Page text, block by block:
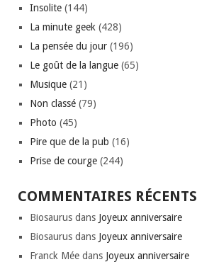
Insolite (144)
La minute geek (428)
La pensée du jour (196)
Le goût de la langue (65)
Musique (21)
Non classé (79)
Photo (45)
Pire que de la pub (16)
Prise de courge (244)
COMMENTAIRES RÉCENTS
Biosaurus dans Joyeux anniversaire
Biosaurus dans Joyeux anniversaire
Franck Mée dans Joyeux anniversaire